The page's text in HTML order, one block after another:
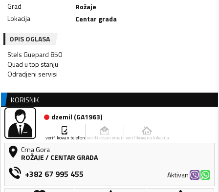
Grad
Rožaje
Lokacija
Centar grada
OPIS OGLASA
Stels Guepard 850
Quad u top stanju
KORISNIK
dzemil (GA1963)
verifikovan telefon verifikovan email verifikovana lokacija
Crna Gora
ROŽAJE/ CENTAR GRADA
+382 67 995 455 Aktivan